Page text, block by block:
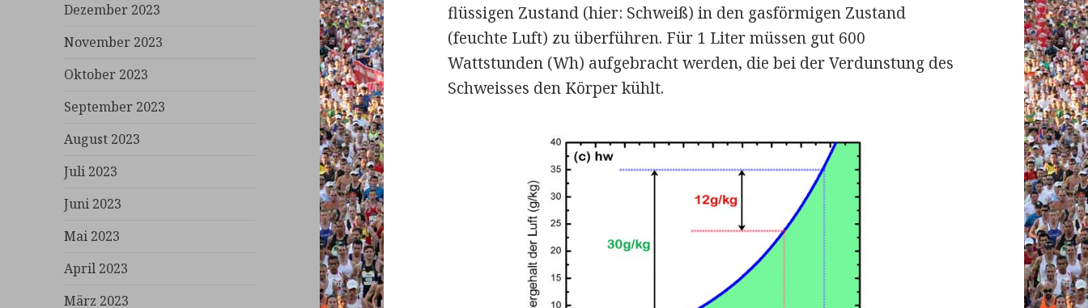
Dezember 2023
November 2023
Oktober 2023
September 2023
August 2023
Juli 2023
Juni 2023
Mai 2023
April 2023
März 2023
flüssigen Zustand (hier: Schweiß) in den gasförmigen Zustand
(feuchte Luft) zu überführen. Für 1 Liter müssen gut 600
Wattstunden (Wh) aufgebracht werden, die bei der Verdunstung des
Schweisses den Körper kühlt.